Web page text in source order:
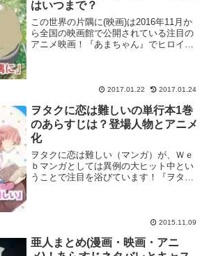
はいつまで？
この世界の片隅に(映画)は2016年11月か
ら全国の映画館で公開されている注目の
アニメ映画！『あまちゃん』でヒロイン
見がSNSを中心... 2017.01.22 2017.01.24
ヲタクに恋は難しいの単行本1巻
のあらすじは？登場人物とアニメ
化
ヲタクに恋は難しい（マンガ）が、Ｗｅ
ｂマンガとしては異例の大ヒット中とい
うことで注目を浴びています！『ヲタク
2015.11.09
亜人まとめ(漫画・映画・アニ